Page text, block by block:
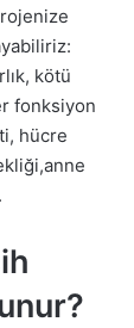
kötü
fonksiyon
hücre